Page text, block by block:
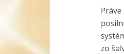
zo